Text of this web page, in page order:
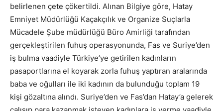
belirlenen çete çökertildi. Alınan Bilgiye göre, Hatay
Emniyet Müdürlüğü Kaçakçılık ve Organize Suçlarla
Mücadele Şube müdürlüğü Büro Amirliği tarafından
gerçekleştirilen fuhuş operasyonunda, Fas ve Suriye’den
iş bulma vaadiyle Türkiye’ye getirilen kadınların
pasaportlarına el koyarak zorla fuhuş yaptıran aralarında
baba ve oğulları ile iki kadının da bulunduğu toplam 19
kişi gözaltına alındı. Suriye’den ve Fas’dan Hatay’a gelerek